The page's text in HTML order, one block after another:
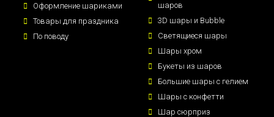
Оформление шариками
Товары для праздника
По поводу
шаров
3D шары и Bubble
Светящиеся шары
Шары хром
Букеты из шаров
Большие шары с гелием
Шары с конфетти
Шар сюрприз